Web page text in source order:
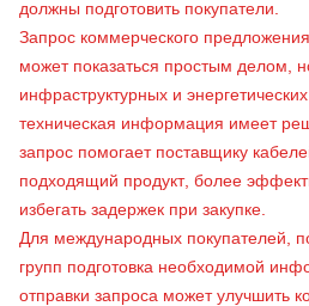
должны подготовить покупатели.
Запрос коммерческого
может показаться простым делом,
инфраструктурных и
техническая информация имеет
запрос помогает поставщику
подходящий продукт, более
избегать задержек при закупке.
Для международных покупателей,
групп подготовка необходимой
отправки запроса может улучшить